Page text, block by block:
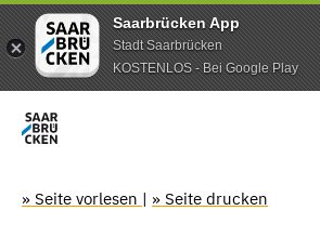
Saarbrücken App
Stadt Saarbrücken
KOSTENLOS - Bei Google Play
» Seite vorlesen | » Seite drucken